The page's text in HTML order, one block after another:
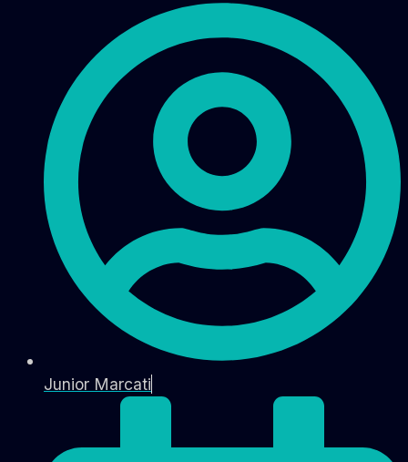
Junior Marcati